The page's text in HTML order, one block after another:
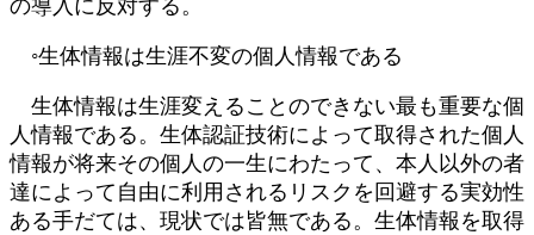
の導入に反対する。
◦生体情報は生涯不変の個人情報である
生体情報は生涯変えることのできない最も重要な個
人情報である。生体認証技術によって取得された個人
情報が将来その個人の一生にわたって、本人以外の者
達によって自由に利用されるリスクを回避する実効性
ある手だては、現状では皆無である。生体情報を取得